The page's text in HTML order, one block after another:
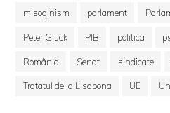
misoginism parlament
Peter Gluck PIB politica
România Senat sindicate
Tratatul de la Lisabona UE